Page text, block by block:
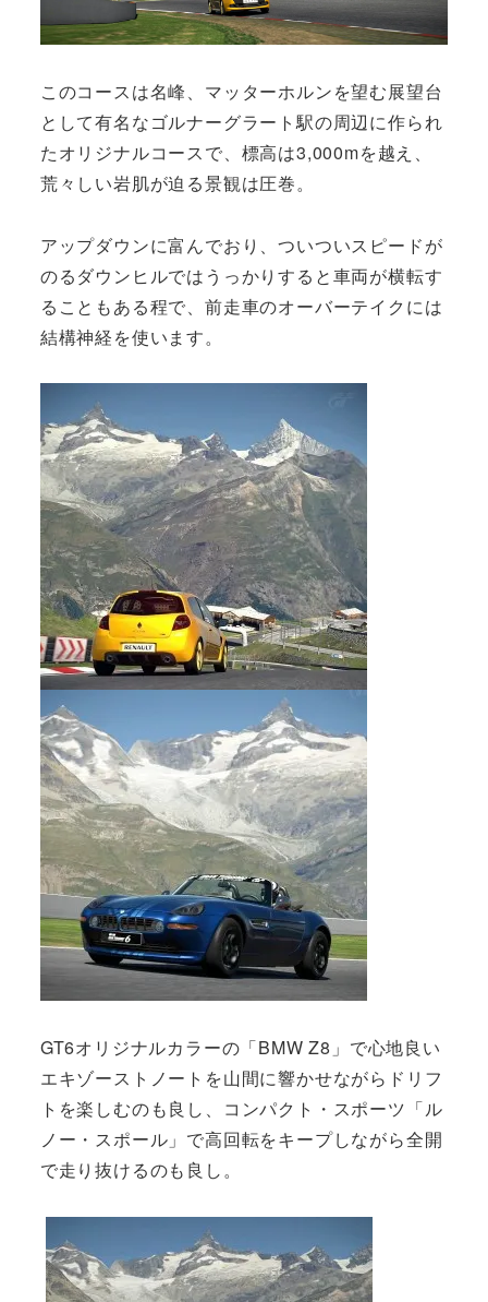
このコースは名峰、マッターホルンを望む展望台
として有名なゴルナーグラート駅の周辺に作られ
たオリジナルコースで、標高は3,000mを越え、
荒々しい岩肌が迫る景観は圧巻。
アップダウンに富んでおり、ついついスピードが
のるダウンヒルではうっかりすると車両が横転す
ることもある程で、前走車のオーバーテイクには
結構神経を使います。
GT6オリジナルカラーの「BMW Z8」で心地良い
エキゾーストノートを山間に響かせながらドリフ
トを楽しむのも良し、コンパクト・スポーツ「ル
ノー・スポール」で高回転をキープしながら全開
で走り抜けるのも良し。